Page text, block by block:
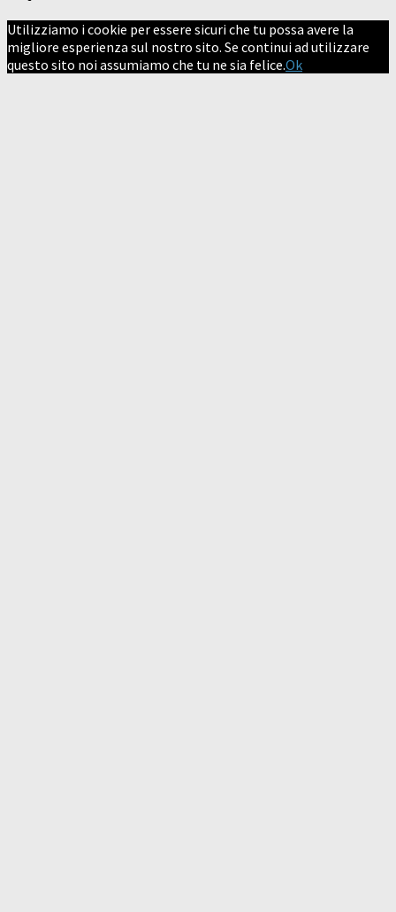
Utilizziamo i cookie per essere sicuri che tu possa avere la
migliore esperienza sul nostro sito. Se continui ad utilizzare
questo sito noi assumiamo che tu ne sia felice.Ok